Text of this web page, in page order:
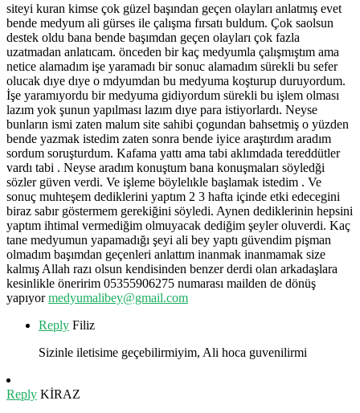
siteyi kuran kimse çok güzel başından geçen olayları anlatmış evet
bende medyum ali gürses ile çalışma fırsatı buldum. Çok saolsun
destek oldu bana bende başımdan geçen olayları çok fazla
uzatmadan anlatıcam. önceden bir kaç medyumla çalışmıştım ama
netice alamadım işe yaramadı bir sonuc alamadım sürekli bu sefer
olucak dıye dıye o mdyumdan bu medyuma koşturup duruyordum.
İşe yaramıyordu bir medyuma gidiyordum sürekli bu işlem olması
lazım yok şunun yapılması lazım dıye para istiyorlardı. Neyse
bunların ismi zaten malum site sahibi çogundan bahsetmiş o yüzden
bende yazmak istedim zaten sonra bende iyice araştırdım aradım
sordum soruşturdum. Kafama yattı ama tabi aklımdada tereddütler
vardı tabi . Neyse aradım konuştum bana konuşmaları söyledği
sözler güven verdi. Ve işleme böylelıkle başlamak istedim . Ve
sonuç muhteşem dediklerini yaptım 2 3 hafta içinde etki edecegini
biraz sabır göstermem gerekiğini söyledi. Aynen dediklerinin hepsini
yaptım ihtimal vermediğim olmuyacak dediğim şeyler oluverdi. Kaç
tane medyumun yapamadığı şeyi ali bey yaptı güvendim pişman
olmadım başımdan geçenleri anlattım inanmak inanmamak size
kalmış Allah razı olsun kendisinden benzer derdi olan arkadaşlara
kesinlikle öneririm 05355906275 numarası mailden de dönüş
yapıyormedyumalibey@gmail.com
Reply Filiz
Sizinle iletisime geçebilirmiyim, Ali hoca guvenilirmi
Reply KİRAZ